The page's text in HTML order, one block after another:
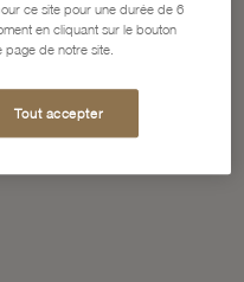
ce site pour une durée de 6
en cliquant sur le bouton
page de notre site.
Tout accepter